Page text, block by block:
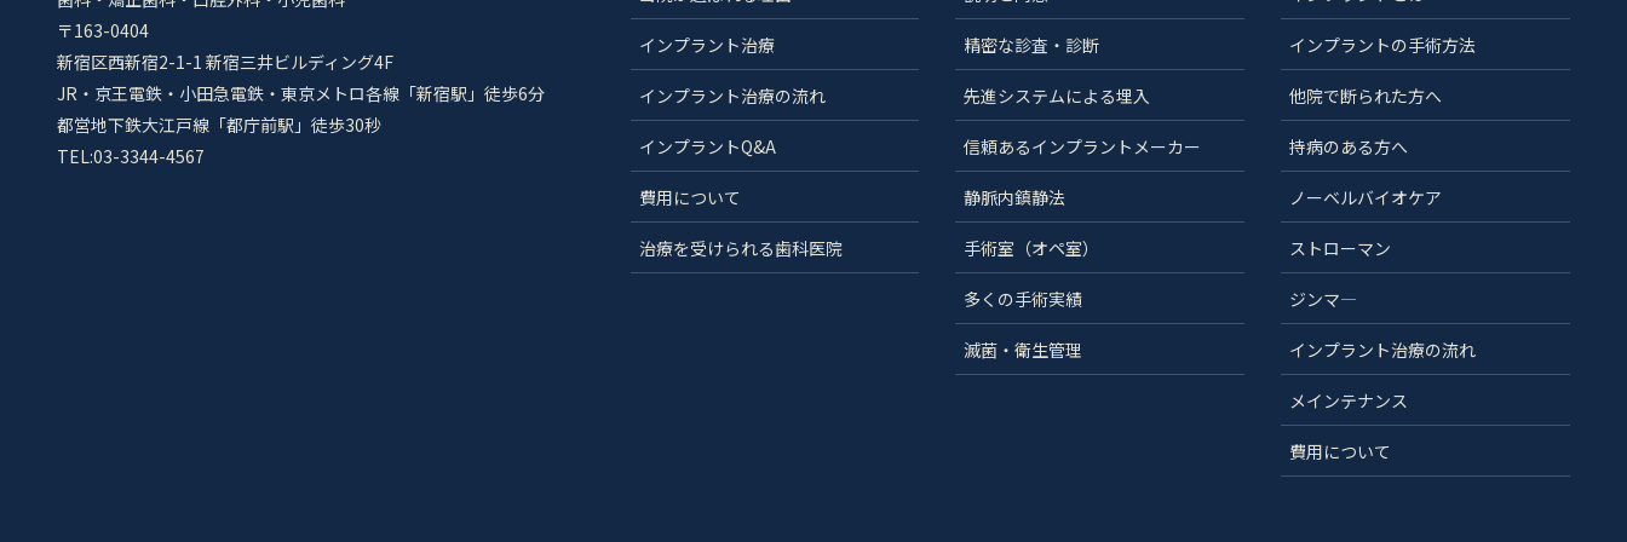
〒163-0404
新宿区西新宿2-1-1 新宿三井ビルディング4F
JR・京王電鉄・小田急電鉄・東京メトロ各線「新宿駅」徒歩6分
都営地下鉄大江戸線「都庁前駅」徒歩30秒
TEL:03-3344-4567
インプラント治療
インプラント治療の流れ
インプラントQ&A
費用について
治療を受けられる歯科医院
精密な診査・診断
先進システムによる埋入
信頼あるインプラントメーカー
静脈内鎮静法
手術室（オペ室）
多くの手術実績
滅菌・衛生管理
インプラントの手術方法
他院で断られた方へ
持病のある方へ
ノーベルバイオケア
ストローマン
ジンマ―
インプラント治療の流れ
メインテナンス
費用について